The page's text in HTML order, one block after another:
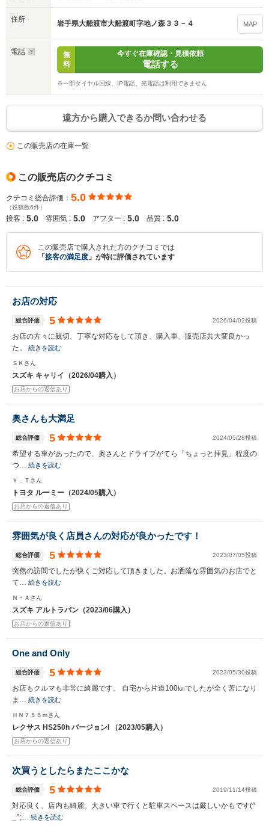
住所 岩手県大船渡市大船渡町字地ノ森３３－４ MAP
電話
無
料
今すぐ在庫確認・見積依頼
電話する
※一部ダイヤル回線、IP電話、光電話は利用できません
遠方から購入できるか問い合わせる
この販売店の在庫一覧
この販売店のクチコミ
クチコミ総合評価： 5.0
（投稿数6件）
接客 : 5.0 雰囲気 : 5.0 アフター : 5.0 品質 : 5.0
この販売店で購入された方のクチコミでは
「 接客の満足度 」が特に評価されています
お店の対応
総合評価 5 2026/04/02投稿
お店の方々に親切、丁寧な対応をして頂き、購入車、販売店共大変良かっ
た。 続きを読む
ＳＫさん
スズキ キャリイ（2026/04購入）
お店からの返信あり
奥さんも大満足
総合評価 5 2024/05/28投稿
希望する車があったので、奥さんとドライブがてら「ちょっと拝見」程度の
つ… 続きを読む
Ｙ．Ｔさん
トヨタ ルーミー（2024/05購入）
お店からの返信あり
雰囲気が良く店員さんの対応が良かったです！
総合評価 5 2023/07/05投稿
突然の訪問でしたが快くご対応して頂きました。お洒落な雰囲気のお店でと
て… 続きを読む
Ｎ・Ａさん
スズキ アルトラパン（2023/06購入）
お店からの返信あり
One and Only
総合評価 5 2023/05/30投稿
お店もクルマも非常に綺麗です。 自宅から片道100㎞でしたが全く苦になり
ま… 続きを読む
ＨＮ７５５ｍさん
レクサス HS250h バージョンI （2023/05購入）
お店からの返信あり
次買うとしたらまたここかな
総合評価 5 2019/11/14投稿
対応良く、店内も綺麗。大きい車で行くと駐車スペースは厳しいかもです(^
_^;… 続きを読む